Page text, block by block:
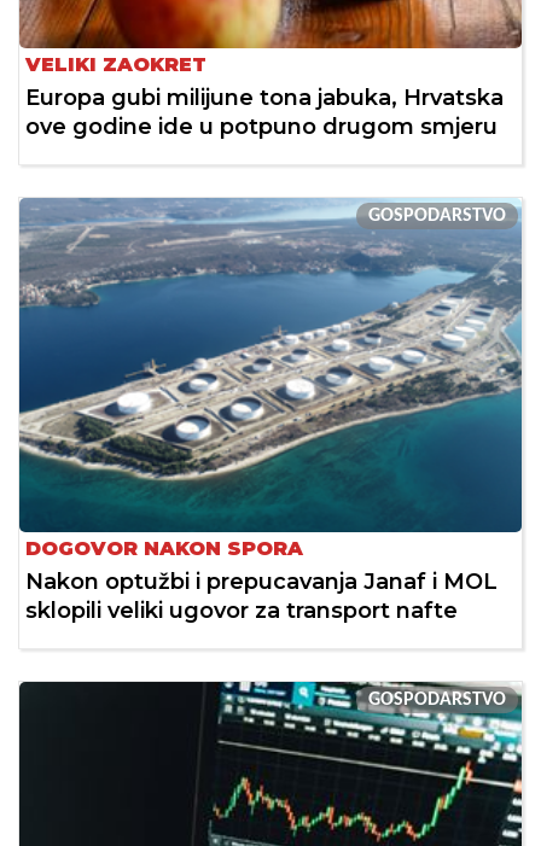
VELIKI ZAOKRET
Europa gubi milijune tona jabuka, Hrvatska
ove godine ide u potpuno drugom smjeru
GOSPODARSTVO
DOGOVOR NAKON SPORA
Nakon optužbi i prepucavanja Janaf i MOL
sklopili veliki ugovor za transport nafte
GOSPODARSTVO